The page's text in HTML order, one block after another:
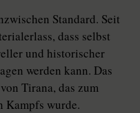
Standard. Seit
dass selbst
und historischer
werden kann. Das
Tirana, das zum
Kampfs wurde.